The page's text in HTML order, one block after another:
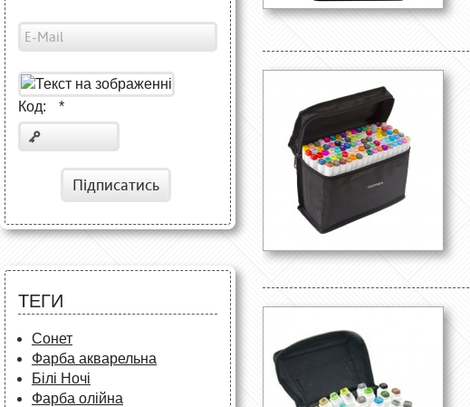
Код: *
Підписатись
ТЕГИ
Сонет
Фарба акварельна
Білі Ночі
Фарба олійна